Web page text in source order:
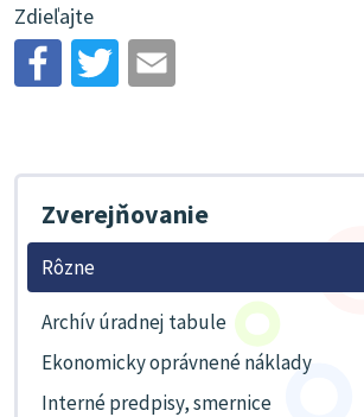
Zdieľajte
Zverejňovanie
Rôzne
Archív úradnej tabule
Ekonomicky oprávnené náklady
Interné predpisy, smernice